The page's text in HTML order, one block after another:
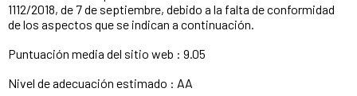
1112/2018, de 7 de septiembre, debido a la falta de conformidad
de los aspectos que se indican a continuación.
Puntuación media del sitio web : 9.05
Nivel de adecuación estimado : AA